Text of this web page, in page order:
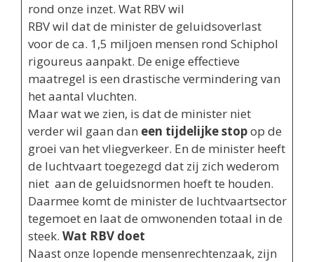
rond onze inzet. Wat RBV wil
RBV wil dat de minister de geluidsoverlast
voor de ca. 1,5 miljoen mensen rond Schiphol
rigoureus aanpakt. De enige effectieve
maatregel is een drastische vermindering van
het aantal vluchten.
Maar wat we zien, is dat de minister niet
verder wil gaan dan een tijdelijke stopop de
groei van het vliegverkeer. En de minister heeft
de luchtvaart toegezegd dat zij zich wederom
niet aan de geluidsnormen hoeft te houden.
Daarmee komt de minister de luchtvaartsector
tegemoet en laat de omwonenden totaal in de
steek. Wat RBV doet
Naast onze lopende mensenrechtenzaak, zijn